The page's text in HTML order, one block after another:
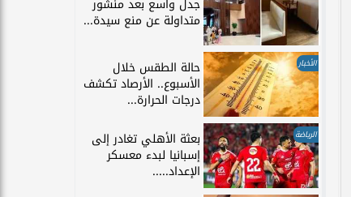
متداولة عن منع سيدة...
الأخبار حالة الطقس خلال
الأسبوع.. الأرصاد تكشف
درجات الحرارة...
الرياضة بعثة الأهلي تغادر إلى
إسبانيا لبدء معسكر
الإعداد.....